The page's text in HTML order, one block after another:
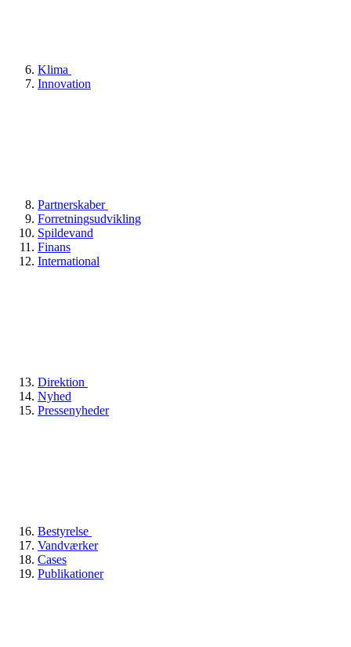
Klima
Innovation
Partnerskaber
Forretningsudvikling
Spildevand
Finans
International
Direktion
Nyhed
Pressenyheder
Bestyrelse
Vandværker
Cases
Publikationer